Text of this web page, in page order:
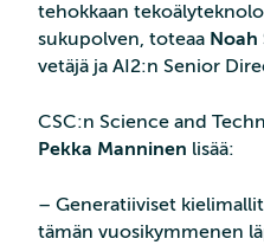
tehokkaan
sukupolven, toteaa Noah
vetäjä ja AI2:n Senior
CSC:n Science and
Pekka Manninen lisää:
– Generatiiviset
tämän vuosikymmenen